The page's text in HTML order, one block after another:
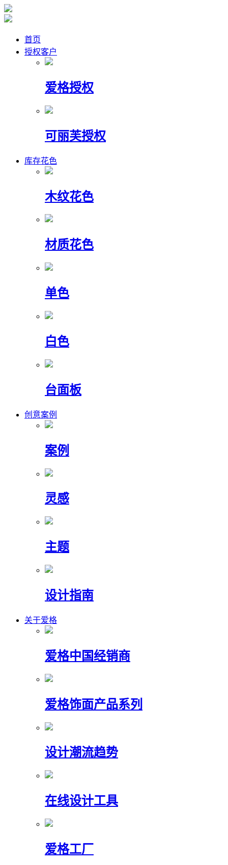
首页
授权客户
爱格授权
可丽芙授权
库存花色
木纹花色
材质花色
单色
白色
台面板
创意案例
案例
灵感
主题
设计指南
关于爱格
爱格中国经销商
爱格饰面产品系列
设计潮流趋势
在线设计工具
爱格工厂